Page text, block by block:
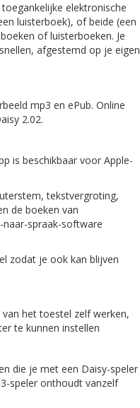
elektronische
luisterboek), of beide (een
of luisterboeken. Je
afgestemd op je eigen
mp3 en ePub. Online
2.02.
is beschikbaar voor Apple-
tekstvergroting,
de boeken van
spraak-software
zodat je ook kan blijven
het toestel zelf werken,
te kunnen instellen
die je met een Daisy-speler
speler onthoudt vanzelf